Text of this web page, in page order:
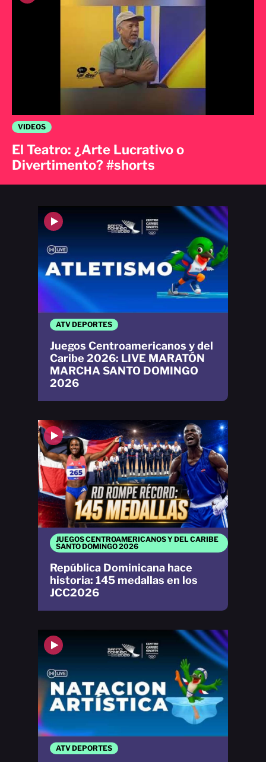
VIDEOS
El Teatro: ¿Arte Lucrativo o
Divertimento? #shorts
ATV DEPORTES
JUEGOS CENTROAMERICANOS Y DEL CARIBE
SANTO DOMINGO 2026
República Dominicana hace
historia: 145 medallas en los
JCC2026
ATV DEPORTES
Juegos Centroamericanos y del
Caribe 2026: LIVE MARATÓN
MARCHA SANTO DOMINGO
2026